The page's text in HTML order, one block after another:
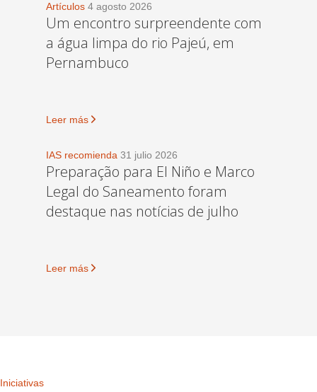
Artículos 4 agosto 2026
Um encontro surpreendente com
a água limpa do rio Pajeú, em
Pernambuco
Leer más
IAS recomienda 31 julio 2026
Preparação para El Niño e Marco
Legal do Saneamento foram
destaque nas notícias de julho
Leer más
Iniciativas